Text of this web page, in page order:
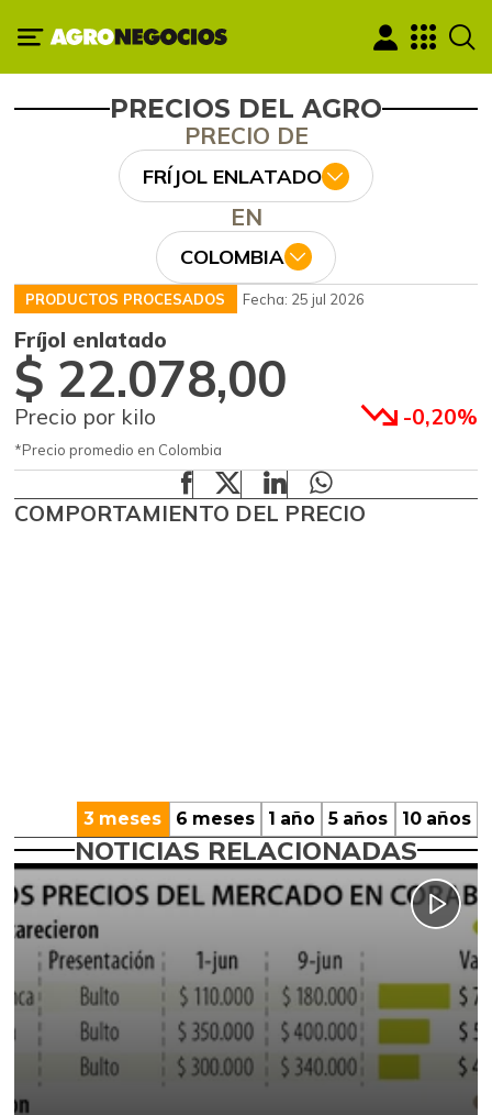
PRECIOS DEL AGRO
PRECIO DE
FRÍJOL ENLATADO
EN
COLOMBIA
PRODUCTOS PROCESADOS Fecha: 25 jul 2026
Fríjol enlatado
$ 22.078,00
Precio por kilo -0,20%
*Precio promedio en Colombia
COMPORTAMIENTO DEL PRECIO
3 meses 6 meses 1 año 5 años 10 años
NOTICIAS RELACIONADAS